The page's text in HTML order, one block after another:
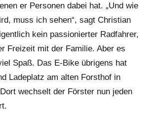
er Personen dabei hat. „Und wie
muss ich sehen“, sagt Christian
kein passionierter Radfahrer,
Freizeit mit der Familie. Aber es
Spaß. Das E-Bike übrigens hat
Ladeplatz am alten Forsthof in
wechselt der Förster nun jeden